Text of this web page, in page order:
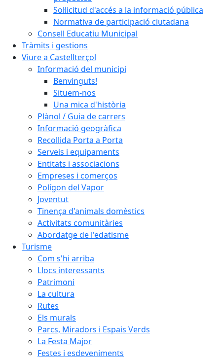
Sol·licitud d'accés a la informació pública
Normativa de participació ciutadana
Consell Educatiu Municipal
Tràmits i gestions
Viure a Castellterçol
Informació del municipi
Benvinguts!
Situem-nos
Una mica d'història
Plànol / Guia de carrers
Informació geogràfica
Recollida Porta a Porta
Serveis i equipaments
Entitats i associacions
Empreses i comerços
Polígon del Vapor
Joventut
Tinença d'animals domèstics
Activitats comunitàries
Abordatge de l'edatisme
Turisme
Com s'hi arriba
Llocs interessants
Patrimoni
La cultura
Rutes
Els murals
Parcs, Miradors i Espais Verds
La Festa Major
Festes i esdeveniments